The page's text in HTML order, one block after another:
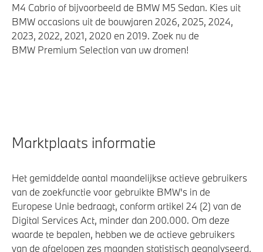
M4 Cabrio of bijvoorbeeld de BMW M5 Sedan. Kies uit
BMW occasions uit de bouwjaren 2026, 2025, 2024,
2023, 2022, 2021, 2020 en 2019. Zoek nu de
BMW Premium Selection van uw dromen!
Marktplaats informatie
Het gemiddelde aantal maandelijkse actieve gebruikers
van de zoekfunctie voor gebruikte BMW's in de
Europese Unie bedraagt, conform artikel 24 (2) van de
Digital Services Act, minder dan 200.000. Om deze
waarde te bepalen, hebben we de actieve gebruikers
van de afgelopen zes maanden statistisch geanalyseerd,